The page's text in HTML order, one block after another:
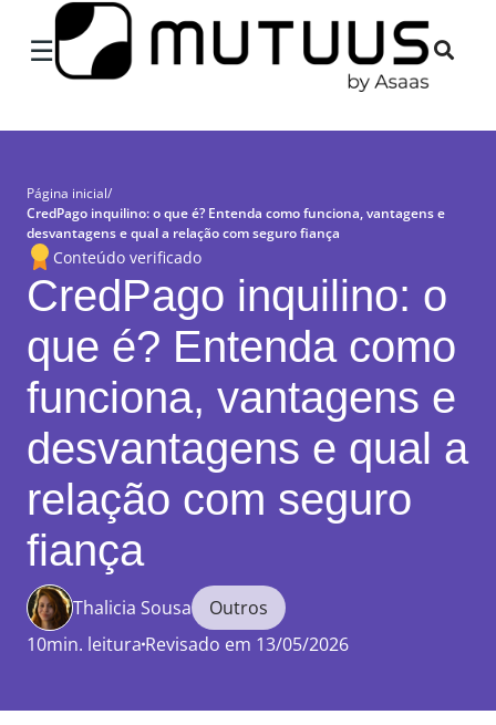
☰
Página inicial/
CredPago inquilino: o que é? Entenda como funciona, vantagens e
desvantagens e qual a relação com seguro fiança
Conteúdo verificado
CredPago inquilino: o
que é? Entenda como
funciona, vantagens e
desvantagens e qual a
relação com seguro
fiança
Thalicia Sousa
Outros
10min. leitura Revisado em 13/05/2026